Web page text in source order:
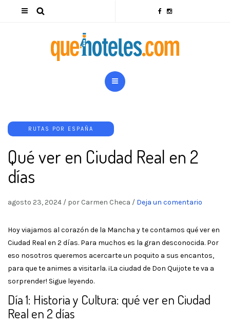
RUTAS POR ESPAÑA
Qué ver en Ciudad Real en 2
días
agosto 23, 2024 / por Carmen Checa / Deja un comentario
Hoy viajamos al corazón de la Mancha y te contamos qué ver en
Ciudad Real en 2 días. Para muchos es la gran desconocida. Por
eso nosotros queremos acercarte un poquito a sus encantos,
para que te animes a visitarla. ¡La ciudad de Don Quijote te va a
sorprender! Sigue leyendo.
Día 1: Historia y Cultura: qué ver en Ciudad
Real en 2 días